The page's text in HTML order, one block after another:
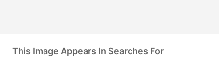
This Image Appears In Searches For